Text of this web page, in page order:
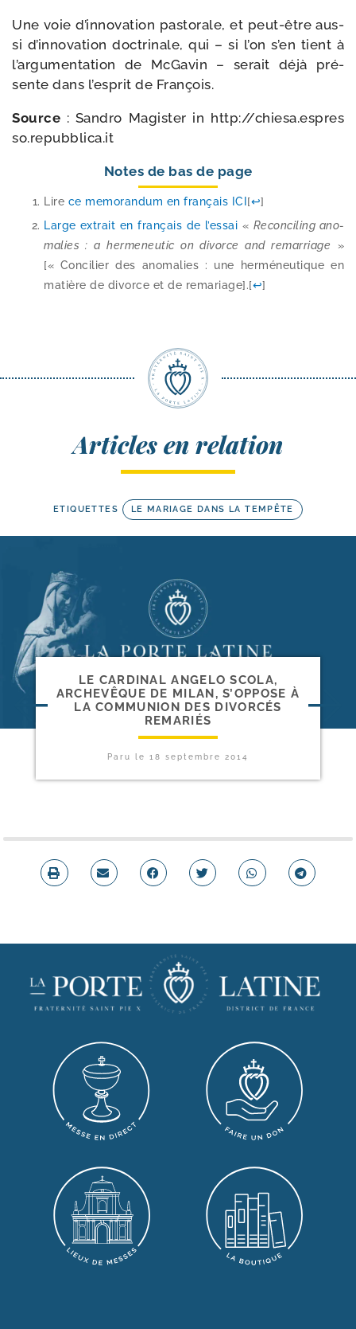
Une voie d’innovation pas­to­rale, et peut-​être aus­
si d’innovation doc­tri­nale, qui – si l’on s’en tient à
l’argumentation de McGavin – serait déjà pré­
sente dans l’esprit de François.
Source : Sandro Magister in http://​chie​sa​.espres​
so​.repub​bli​ca​.it
Notes de bas de page
Lire ce memo­ran­dum en fran­çais ICI [↩]
Large extrait en fran­çais de l’es­sai « Reconciling ano­
ma­lies : a her­me­neu­tic on divorce and remar­riage »
[« Concilier des ano­ma­lies : une her­mé­neu­tique en
matière de divorce et de rema­riage].[↩]
Articles en relation
ETIQUETTES LE MARIAGE DANS LA TEMPÊTE
LE CARDINAL ANGELO SCOLA,
ARCHEVÊQUE DE MILAN, S’OPPOSE À
LA COMMUNION DES DIVORCÉS
REMARIÉS
Paru le 18 septembre 2014